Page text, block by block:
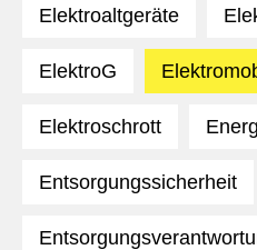
Elektroaltgeräte
ElektroG
Elektroschrott
Entsorgungssicherheit